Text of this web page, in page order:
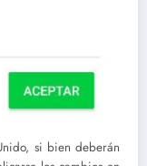
si bien deberán